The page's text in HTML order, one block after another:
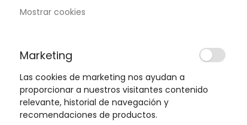
Mostrar cookies
Marketing
Las cookies de marketing nos ayudan a
proporcionar a nuestros visitantes contenido
relevante, historial de navegación y
recomendaciones de productos.